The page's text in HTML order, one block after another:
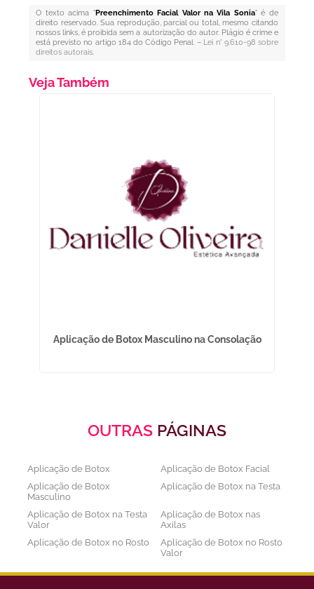
O texto acima "Preenchimento Facial Valor na Vila Sonia" é de
direito reservado. Sua reprodução, parcial ou total, mesmo citando
nossos links, é proibida sem a autorização do autor. Plágio é crime e
está previsto no artigo 184 do Código Penal. – Lei n° 9.610-98 sobre
direitos autorais.
Veja Também
Aplicação de Botox Masculino na Consolação
OUTRAS PÁGINAS
Aplicação de Botox
Aplicação de Botox Facial
Aplicação de Botox
Masculino
Aplicação de Botox na Testa
Aplicação de Botox na Testa
Valor
Aplicação de Botox nas
Axilas
Aplicação de Botox no Rosto
Aplicação de Botox no Rosto
Valor
Aplicação de Botox nos
Aplicação de Botox Preço